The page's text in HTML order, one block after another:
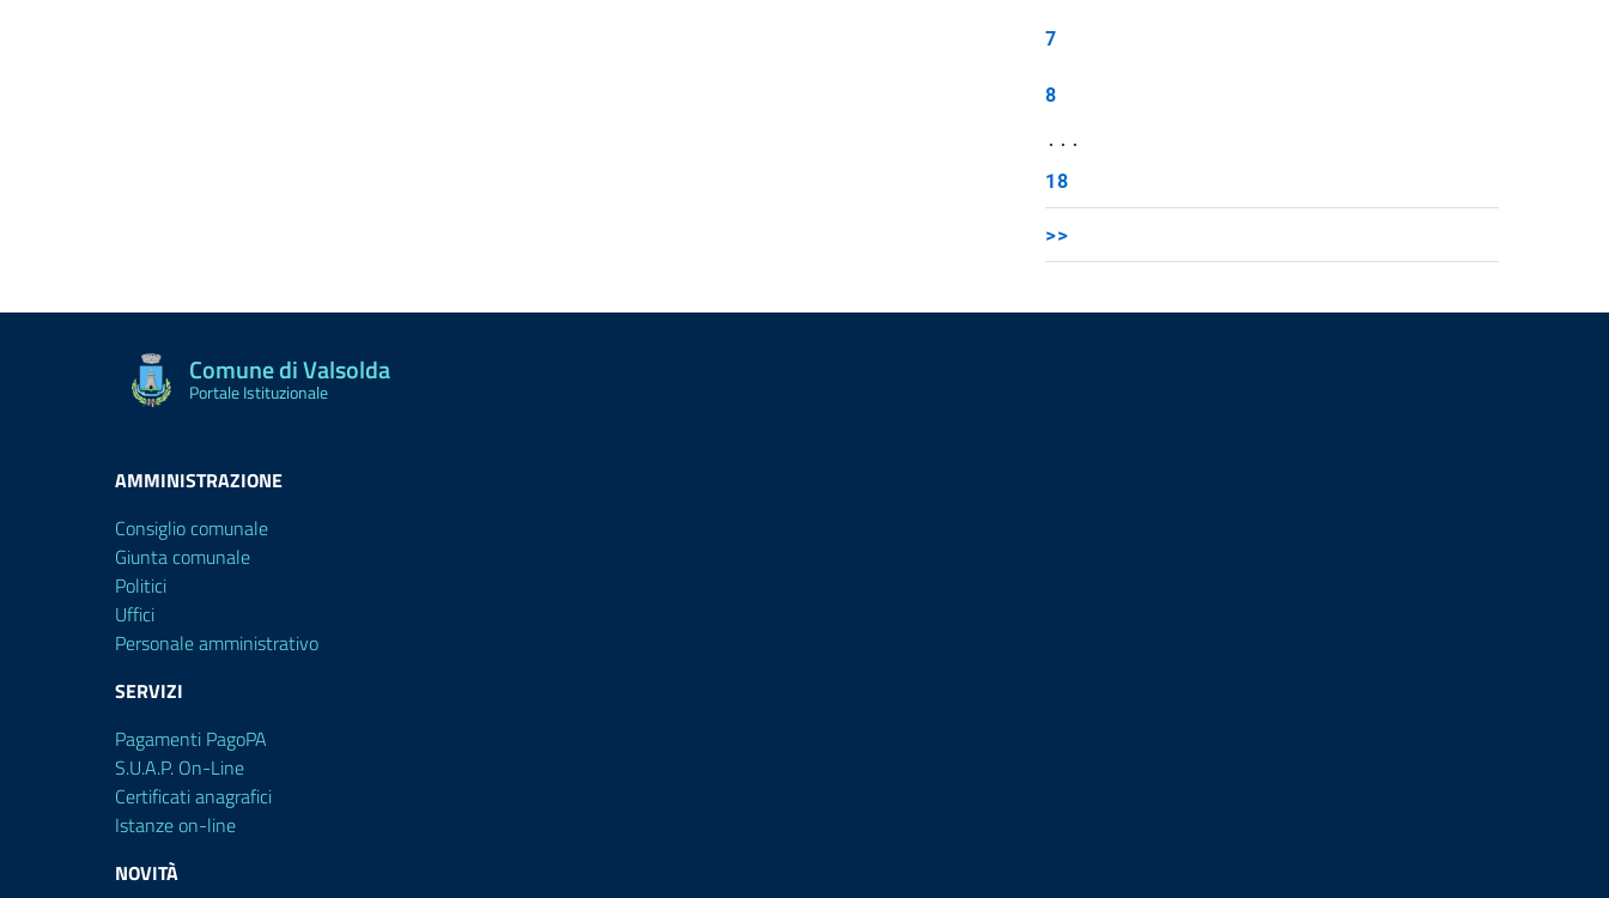
7
8
...
18
>>
Comune di Valsolda
Portale Istituzionale
AMMINISTRAZIONE
Consiglio comunale
Giunta comunale
Politici
Uffici
Personale amministrativo
SERVIZI
Pagamenti PagoPA
S.U.A.P. On-Line
Certificati anagrafici
Istanze on-line
NOVITÀ